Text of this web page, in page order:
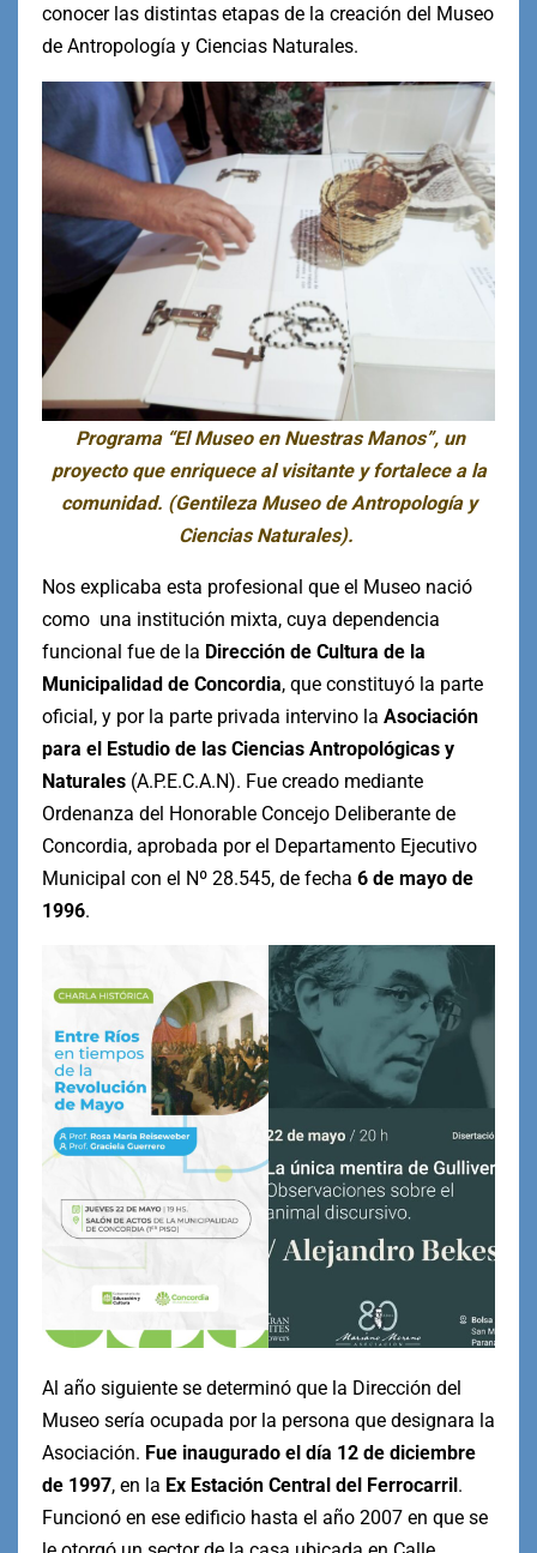
conocer las distintas etapas de la creación del Museo
de Antropología y Ciencias Naturales.
Programa “El Museo en Nuestras Manos”, un
proyecto que enriquece al visitante y fortalece a la
comunidad. (Gentileza Museo de Antropología y
Ciencias Naturales).
Nos explicaba esta profesional que el Museo nació
como una institución mixta, cuya dependencia
funcional fue de la Dirección de Cultura de la
Municipalidad de Concordia, que constituyó la parte
oficial, y por la parte privada intervino la Asociación
para el Estudio de las Ciencias Antropológicas y
Naturales (A.P.E.C.A.N). Fue creado mediante
Ordenanza del Honorable Concejo Deliberante de
Concordia, aprobada por el Departamento Ejecutivo
Municipal con el Nº 28.545, de fecha 6 de mayo de
1996.
Al año siguiente se determinó que la Dirección del
Museo sería ocupada por la persona que designara la
Asociación. Fue inaugurado el día 12 de diciembre
de 1997, en la Ex Estación Central del Ferrocarril.
Funcionó en ese edificio hasta el año 2007 en que se